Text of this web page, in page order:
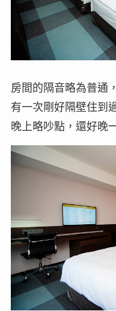
房間的隔音略為普通
有一次剛好隔壁住到
晚上略吵點，還好晚